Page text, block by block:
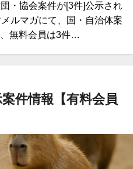
・協会案件が[3件]公示され
ルマガにて、国・自治体案
無料会員は3件…
件情報【有料会員